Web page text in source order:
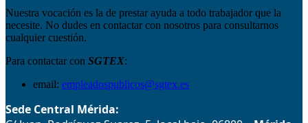
Nuestra vocación es la de prestar ayuda a todo trabajador que la
necesite. No dudes en contactar con nosotros para consultarnos
cualquier cuestión.
Para contactar con SGTEX:
email: empleadospublicos@sgtex.es
Sede Central Mérida: